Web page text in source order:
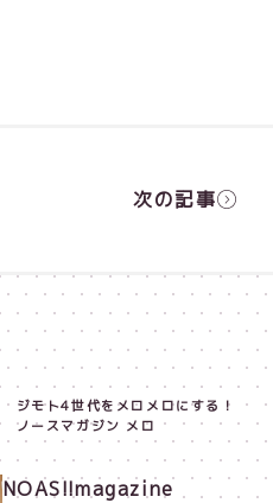
次の記事
ジモト4世代をメロメロにする！
ノースマガジン メロ
NOAS!!magazine